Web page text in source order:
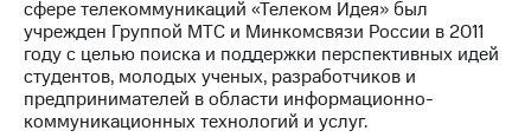
Интервью
Финансовая
отчетность
сфере телекоммуникаций «Телеком Идея» был
учрежден Группой МТС и Минкомсвязи России в 2011
году с целью поиска и поддержки перспективных идей
студентов, молодых ученых, разработчиков и
предпринимателей в области информационно-
коммуникационных технологий и услуг.